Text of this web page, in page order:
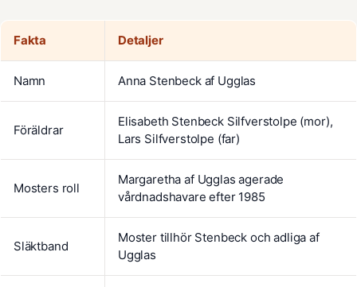
Fakta Detaljer
Namn Anna Stenbeck af Ugglas
Föräldrar
Elisabeth Stenbeck Silfverstolpe (mor),
Lars Silfverstolpe (far)
Mosters roll
Margaretha af Ugglas agerade
vårdnadshavare efter 1985
Släktband
Moster tillhör Stenbeck och adliga af
Ugglas